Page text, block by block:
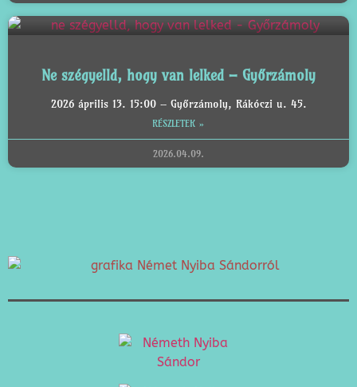
Ne szégyelld, hogy van lelked – Győrzámoly
2026 április 13. 15:00 – Győrzámoly, Rákóczi u. 45.
RÉSZLETEK »
2026.04.09.